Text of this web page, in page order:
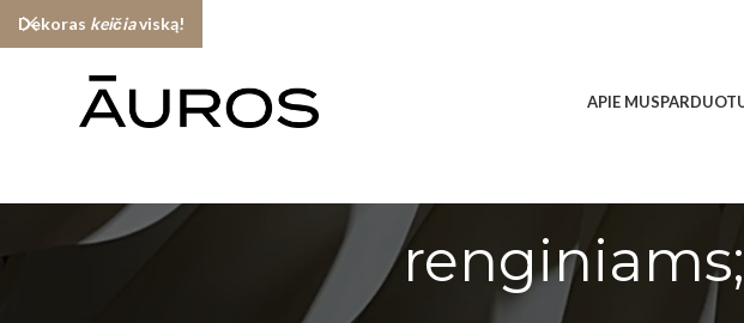
APIE MUS
Dekoras keičiaviską!